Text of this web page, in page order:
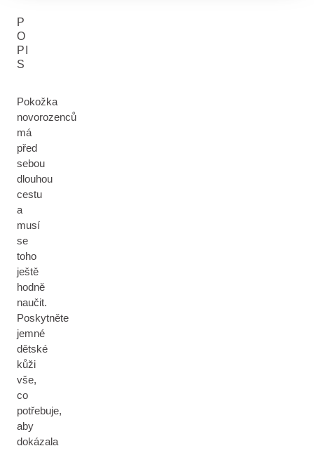
P
O
PI
S
Pokožka
novorozenců
má
před
sebou
dlouhou
cestu
a
musí
se
toho
ještě
hodně
naučit.
Poskytněte
jemné
dětské
kůži
vše,
co
potřebuje,
aby
dokázala